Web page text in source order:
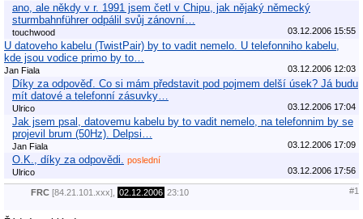
ano, ale někdy v r. 1991 jsem četl v Chipu, jak nějaký německý
sturmbahnführer odpálil svůj zánovní…
touchwood 03.12.2006 15:55
U datoveho kabelu (TwistPair) by to vadit nemelo. U telefonniho kabelu,
kde jsou vodice primo by to…
Jan Fiala 03.12.2006 12:03
Díky za odpověď. Co si mám představit pod pojmem delší úsek? Já budu
mít datové a telefonní zásuvky…
Ulrico 03.12.2006 17:04
Jak jsem psal, datovemu kabelu by to vadit nemelo, na telefonnim by se
projevil brum (50Hz). Delpsi…
Jan Fiala 03.12.2006 17:09
O.K., díky za odpovědi.
poslední
Ulrico
03.12.2006 17:56
FRC [84.21.101.xxx], 02.12.2006 23:10 #1